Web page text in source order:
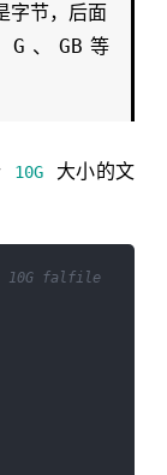
字节，后面
G 、 GB 等
10G
大小的文
10G falfile